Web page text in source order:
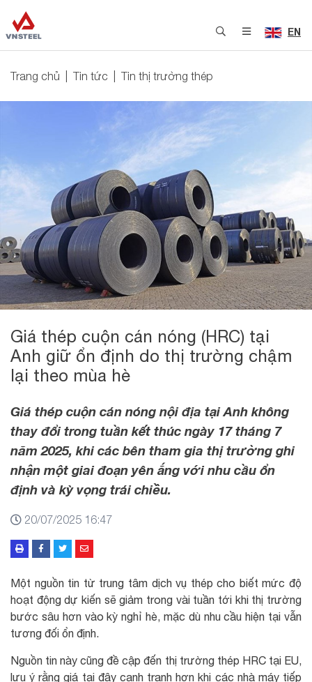
EN
Trang chủ Tin tức Tin thị trường thép
Giá thép cuộn cán nóng (HRC) tại
Anh giữ ổn định do thị trường chậm
lại theo mùa hè
Giá thép cuộn cán nóng nội địa tại Anh không
thay đổi trong tuần kết thúc ngày 17 tháng 7
năm 2025, khi các bên tham gia thị trường ghi
nhận một giai đoạn yên ắng với nhu cầu ổn
định và kỳ vọng trái chiều.
20/07/2025 16:47
Một nguồn tin từ trung tâm dịch vụ thép cho biết mức độ
hoạt động dự kiến sẽ giảm trong vài tuần tới khi thị trường
bước sâu hơn vào kỳ nghỉ hè, mặc dù nhu cầu hiện tại vẫn
tương đối ổn định.
Nguồn tin này cũng đề cập đến thị trường thép HRC tại EU,
lưu ý rằng giá tại đây cạnh tranh hơn khi các nhà máy tiếp